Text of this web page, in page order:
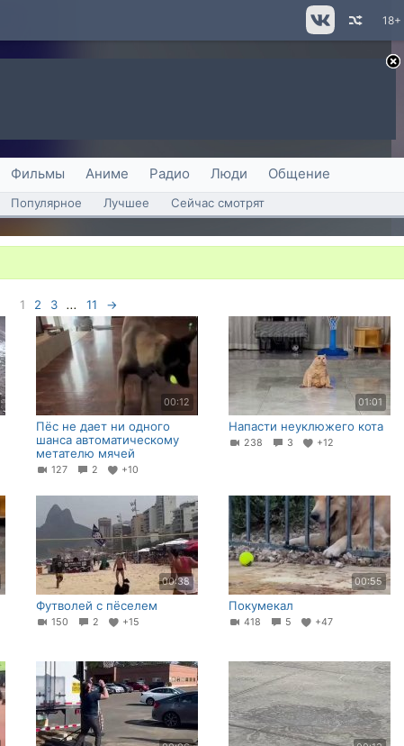
18+
Фильмы Аниме Радио Люди Общение
Популярное Лучшее Сейчас смотрят
1 2 3 ... 11 →
00:12
Пёс не дает ни одного
шанса автоматическому
метателю мячей
127 2 +10
01:01
Напасти неуклюжего кота
238 3 +12
00:38
Футволей с пёселем
150 2 +15
00:55
Покумекал
418 5 +47